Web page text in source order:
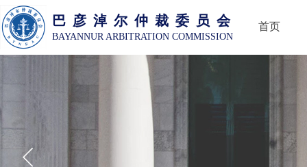
巴 彦 淖 尔 仲 裁 委 员 会
BAYANNUR ARBITRATION COMMISSION
首页